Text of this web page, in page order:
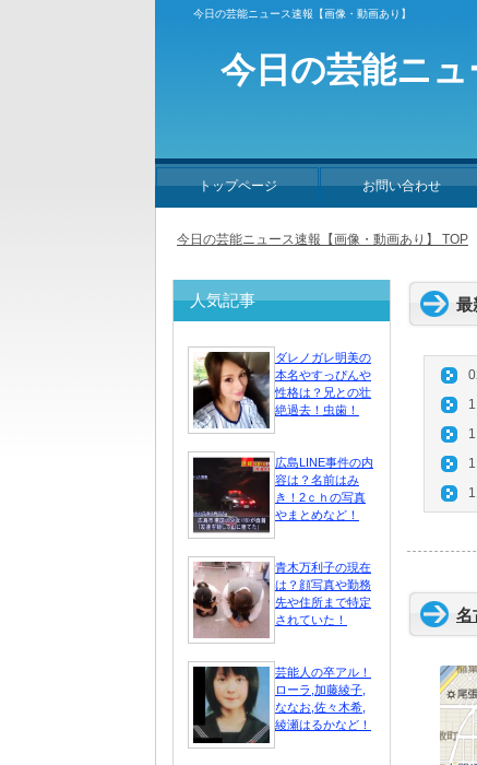
今日の芸能ニュース速報【画像・動画あり】
最
名
人気記事
ダレノガレ明美の
本名やすっぴんや
性格は？兄との壮
絶過去！虫歯！
広島LINE事件の内
容は？名前はみ
き！2ｃｈの写真
やまとめなど！
青木万利子の現在
は？顔写真や勤務
先や住所まで特定
されていた！
芸能人の卒アル！
ローラ,加藤綾子,
ななお,佐々木希,
綾瀬はるかなど！
今日の芸能ニュース速報【画像・動画あり】 TOP
今日の芸能ニュ
トップページ お問い合わせ